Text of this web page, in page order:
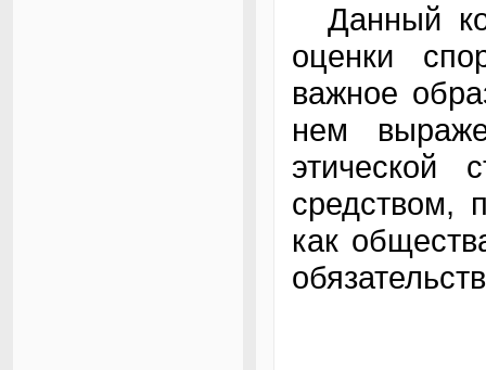
Данный
оценки
важное
нем
этической
средством,
как